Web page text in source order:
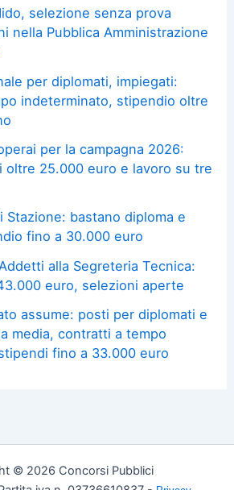
selezione senza prova
nella Pubblica Amministrazione
per diplomati, impiegati:
indeterminato, stipendio oltre
per la campagna 2026:
oltre 25.000 euro e lavoro su tre
Stazione: bastano diploma e
fino a 30.000 euro
alla Segreteria Tecnica:
euro, selezioni aperte
assume: posti per diplomati e
media, contratti a tempo
fino a 33.000 euro
© 2026 Concorsi Pubblici